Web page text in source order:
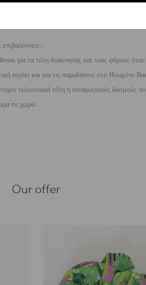
επιστρεφόμενο προϊόν.
για τα τέλη διακίνησης και τους φόρους
ισχύει και για τις παραδόσεις στο Ηνωμένο
τελωνειακά τέλη ή εισαγωγικούς δασμούς
σε χώρα.
Our offer